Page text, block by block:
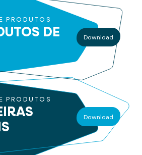
PRODUTOS
DE
Download
PRODUTOS
Download